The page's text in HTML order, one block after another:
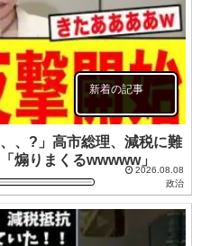
新着の記事
、?」高市総理、減税に難
煽りまくるwwwww」
2026.08.08
政治